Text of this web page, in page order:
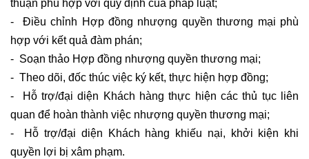
thuận phù hợp với quy định của pháp luật;
- Điều chỉnh Hợp đồng nhượng quyền thương mại phù
hợp với kết quả đàm phán;
- Soạn thảo Hợp đồng nhượng quyền thương mại;
- Theo dõi, đốc thúc việc ký kết, thực hiện hợp đồng;
- Hỗ trợ/đại diện Khách hàng thực hiện các thủ tục liên
quan để hoàn thành việc nhượng quyền thương mại;
- Hỗ trợ/đại diện Khách hàng khiếu nại, khởi kiện khi
quyền lợi bị xâm phạm.